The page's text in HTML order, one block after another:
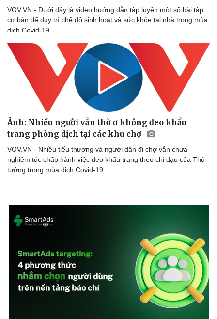
VOV.VN - Dưới đây là video hướng dẫn tập luyện một số bài tập
cơ bản để duy trì chế độ sinh hoạt và sức khỏe tại nhà trong mùa
dịch Covid-19.
Ảnh: Nhiều người vẫn thờ ơ không đeo khẩu
trang phòng dịch tại các khu chợ
VOV.VN - Nhiều tiểu thương và người dân đi chợ vẫn chưa
nghiêm túc chấp hành việc đeo khẩu trang theo chỉ đạo của Thủ
tướng trong mùa dịch Covid-19.